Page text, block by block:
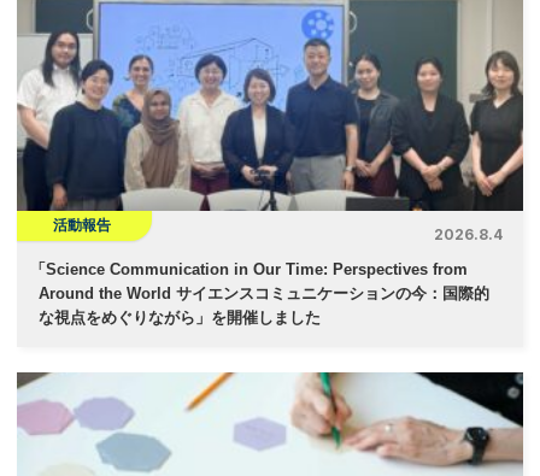
活動報告
2026.8.4
「 Science Communication in Our Time: Perspectives from
Around the World サイエンスコミュニケーションの今：国際的
な視点をめぐりながら」を開催しました